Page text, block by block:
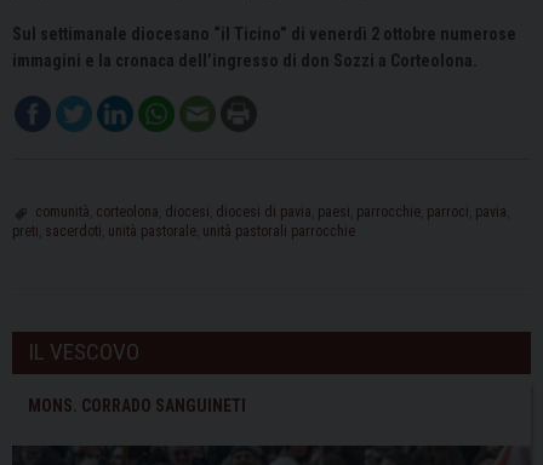
Sul settimanale diocesano “il Ticino” di venerdì 2 ottobre numerose
immagini e la cronaca dell’ingresso di don Sozzi a Corteolona.
comunità corteolona diocesi diocesi di pavia paesi parrocchie parroci pavia
preti sacerdoti unità pastorale unità pastorali parrocchie
IL VESCOVO
MONS. CORRADO SANGUINETI